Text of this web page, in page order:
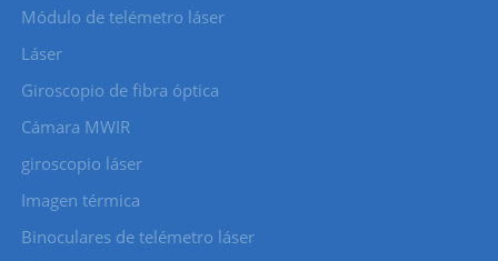
Módulo de telémetro láser
Láser
Giroscopio de fibra óptica
Cámara MWIR
giroscopio láser
Imagen térmica
Binoculares de telémetro láser